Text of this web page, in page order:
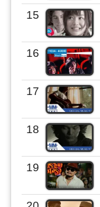
15
16
17
18
19